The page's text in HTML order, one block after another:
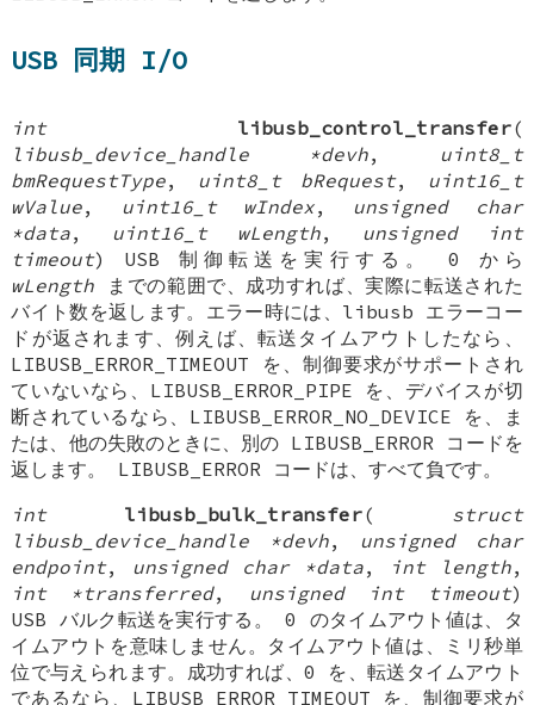
USB 同期 I/O
int libusb_control_transfer(
libusb_device_handle *devh, uint8_t
bmRequestType, uint8_t bRequest, uint16_t
wValue, uint16_t wIndex, unsigned char
*data, uint16_t wLength, unsigned int
timeout) USB 制御転送を実行する。 0 から
wLength までの範囲で、成功すれば、実際に転送された
バイト数を返します。エラー時には、libusb エラーコー
ドが返されます、例えば、転送タイムアウトしたなら、
LIBUSB_ERROR_TIMEOUT を、制御要求がサポートされ
ていないなら、LIBUSB_ERROR_PIPE を、デバイスが切
断されているなら、LIBUSB_ERROR_NO_DEVICE を、ま
たは、他の失敗のときに、別の LIBUSB_ERROR コードを
返します。 LIBUSB_ERROR コードは、すべて負です。
int
libusb_bulk_transfer( struct
libusb_device_handle *devh, unsigned char
endpoint, unsigned char *data, int length,
int *transferred, unsigned int timeout)
USB バルク転送を実行する。 0 のタイムアウト値は、タ
イムアウトを意味しません。タイムアウト値は、ミリ秒単
位で与えられます。成功すれば、0 を、転送タイムアウト
であるなら、LIBUSB_ERROR_TIMEOUT を、制御要求が